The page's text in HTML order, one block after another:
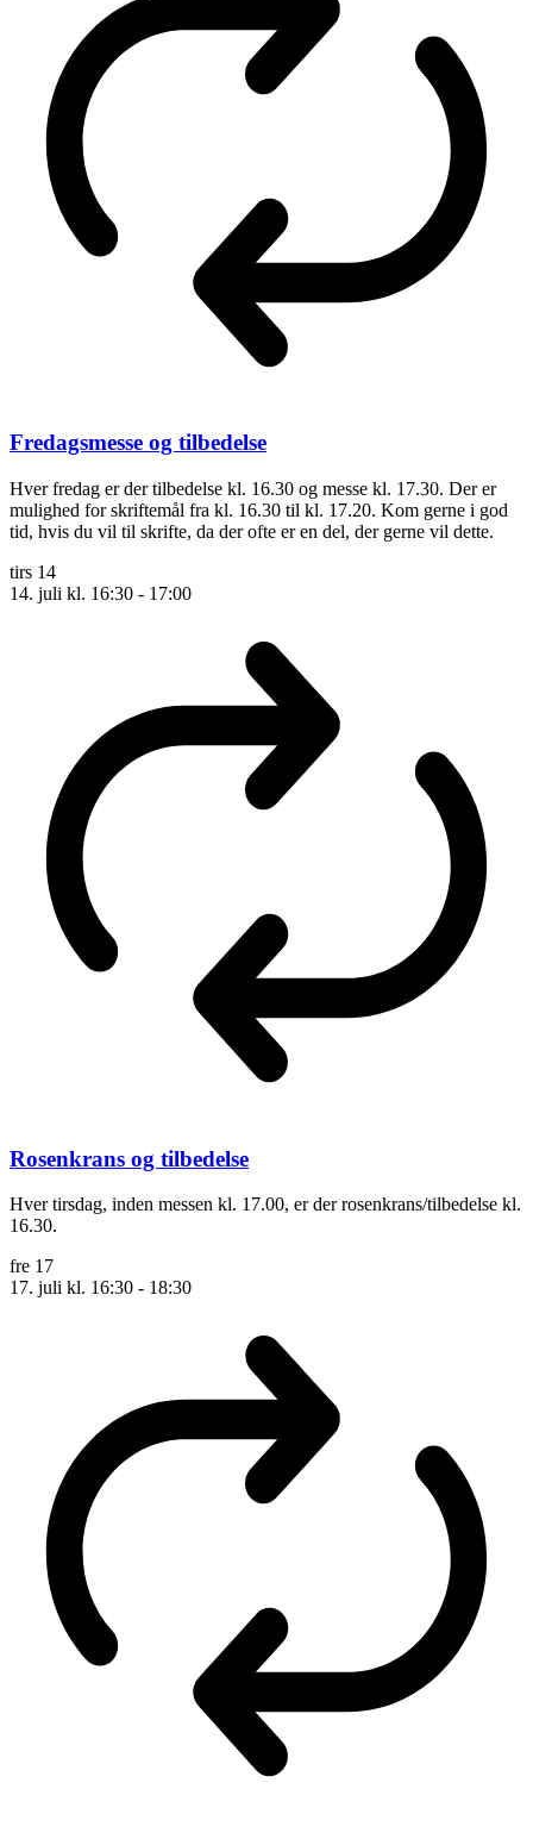
Fredagsmesse og tilbedelse
Hver fredag er der tilbedelse kl. 16.30 og messe kl. 17.30. Der er
mulighed for skriftemål fra kl. 16.30 til kl. 17.20. Kom gerne i god
tid, hvis du vil til skrifte, da der ofte er en del, der gerne vil dette.
tirs 14
14. juli kl. 16:30 - 17:00
Rosenkrans og tilbedelse
Hver tirsdag, inden messen kl. 17.00, er der rosenkrans/tilbedelse kl.
16.30.
fre 17
17. juli kl. 16:30 - 18:30